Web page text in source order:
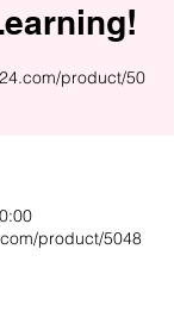
product/50
product/5048